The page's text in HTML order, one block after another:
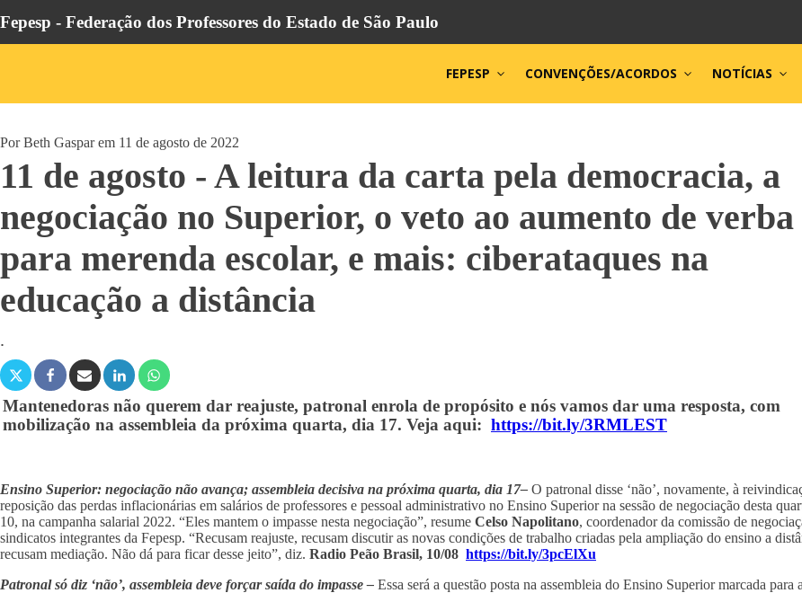
Fepesp - Federação dos Professores do Estado de São Paulo
FEPESP CONVENÇÕES/ACORDOS NOTÍCIAS
PorBeth Gasparem 11 de agosto de 2022
11 de agosto - A leitura da carta pela democracia, a
negociação no Superior, o veto ao aumento de verba
para merenda escolar, e mais: ciberataques na
educação a distância
.
Mantenedoras não querem dar reajuste, patronal enrola de propósito e nós vamos dar uma resposta, com
mobilização na assembleia da próxima quarta, dia 17. Veja aqui: https://bit.ly/3RMLEST
Ensino Superior: negociação não avança; assembleia decisiva na próxima quarta, dia 17– O patronal disse ‘não’, novamente, à
reposição das perdas inflacionárias em salários de professores e pessoal administrativo no Ensino Superior na sessão de negociação desta
10, na campanha salarial 2022. “Eles mantem o impasse nesta negociação”, resume Celso Napolitano, coordenador da comissão de
sindicatos integrantes da Fepesp. “Recusam reajuste, recusam discutir as novas condições de trabalho criadas pela ampliação do ensino a
recusam mediação. Não dá para ficar desse jeito”, diz. Radio Peão Brasil, 10/08 https://bit.ly/3pcElXu
Patronal só diz ‘não’, assembleia deve forçar saída do impasse – Essa será a questão posta na assembleia do Ensino Superior marcada para a